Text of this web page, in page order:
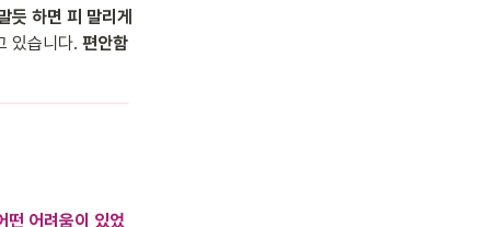
듯 하면 피 말리게
있습니다. 편안함
떤 어려움이 있었